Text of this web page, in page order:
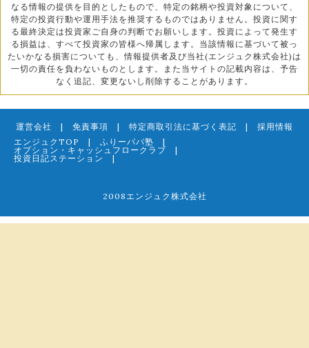
なる情報の提供を目的としたもので、特定の銘柄や投資対象について、
特定の投資行動や運用手法を推奨するものではありません。投資に関す
る最終決定は投資家ご自身の判断でお願いします。投資によって発生す
る損益は、すべて投資家の皆様へ帰属します。当該情報に基づいて被っ
たいかなる損害についても、情報提供者及び当社(エンジュク株式会社)は
一切の責任を負わないものとします。また当サイトの記載内容は、予告
なく追記、変更ないし削除することがあります。
運営会社 | 免責事項 | 特定商取引法に基づく表記 | 採用情報
エンジュクTOP
| ふりーパパ塾 |
オプション・キャッシュフロークラブ |
投資日記ステーション
|
2008エンジュク株式会社